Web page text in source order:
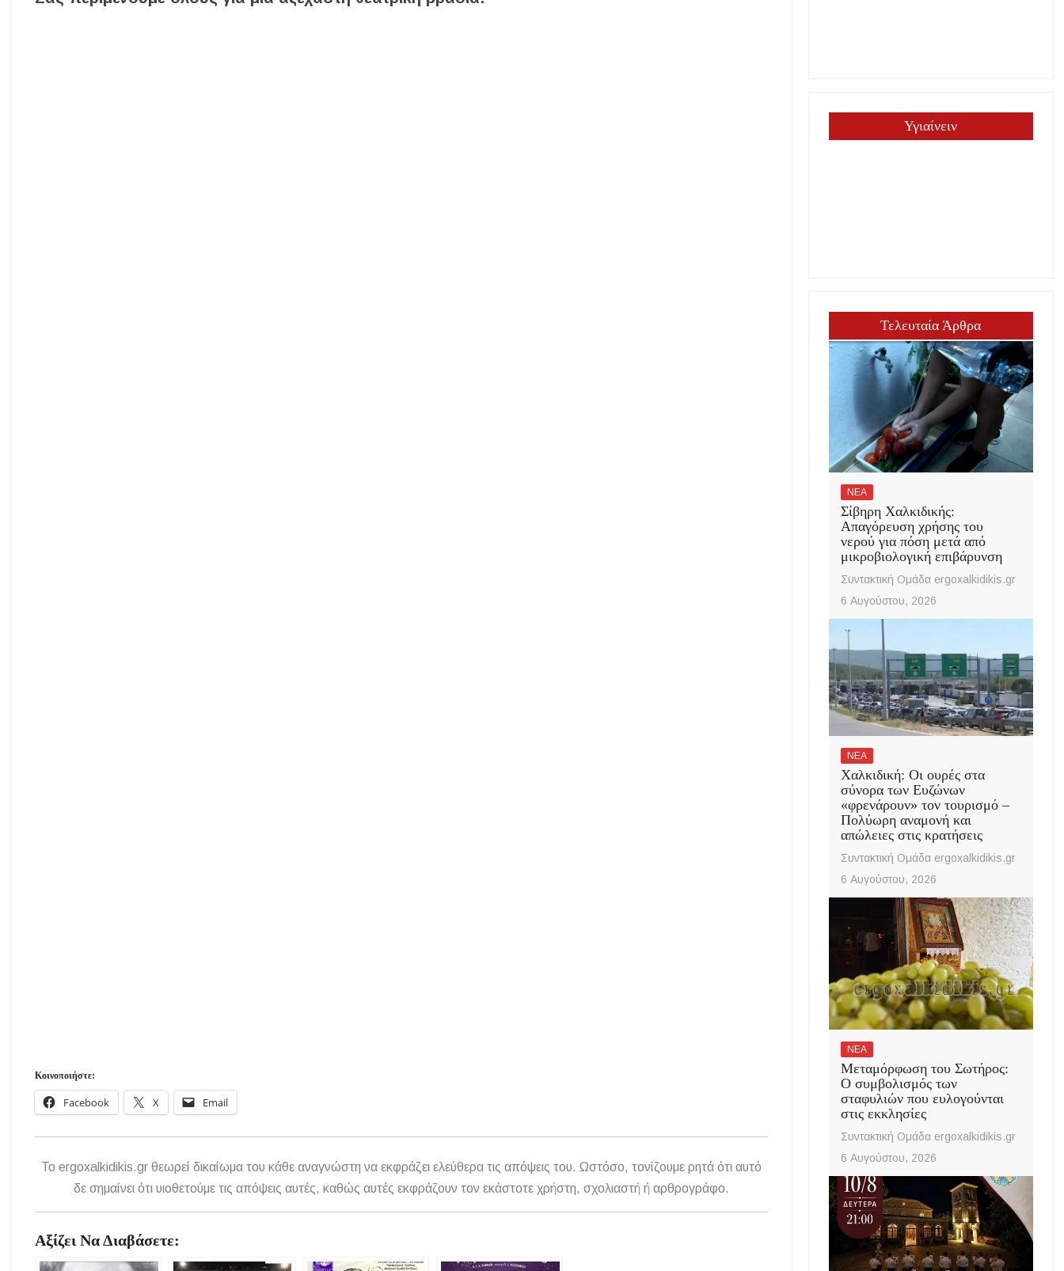
Κοινοποιήστε:
Facebook X Email
To ergoxalkidikis.gr θεωρεί δικαίωμα του κάθε αναγνώστη να εκφράζει ελεύθερα τις απόψεις του. Ωστόσο, τονίζουμε ρητά ότι αυτό
δε σημαίνει ότι υιοθετούμε τις απόψεις αυτές, καθώς αυτές εκφράζουν τον εκάστοτε χρήστη, σχολιαστή ή αρθρογράφο.
Αξίζει Να Διαβάσετε:
Υγιαίνειν
Τελευταία Άρθρα
ΝΕΑ
Σίβηρη Χαλκιδικής:
Απαγόρευση χρήσης του
νερού για πόση μετά από
μικροβιολογική επιβάρυνση
Συντακτική Ομάδα ergoxalkidikis.gr
6 Αυγούστου, 2026
ΝΕΑ
Χαλκιδική: Οι ουρές στα
σύνορα των Ευζώνων
«φρενάρουν» τον τουρισμό –
Πολύωρη αναμονή και
απώλειες στις κρατήσεις
Συντακτική Ομάδα ergoxalkidikis.gr
6 Αυγούστου, 2026
ΝΕΑ
Μεταμόρφωση του Σωτήρος:
Ο συμβολισμός των
σταφυλιών που ευλογούνται
στις εκκλησίες
Συντακτική Ομάδα ergoxalkidikis.gr
6 Αυγούστου, 2026